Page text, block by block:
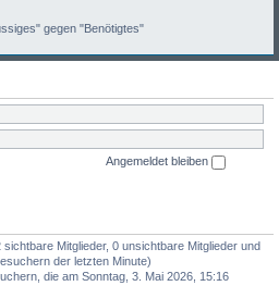
gegen "Benötigtes"
Angemeldet bleiben
sichtbare Mitglieder, 0 unsichtbare Mitglieder und
der letzten Minute)
die am Sonntag, 3. Mai 2026, 15:16